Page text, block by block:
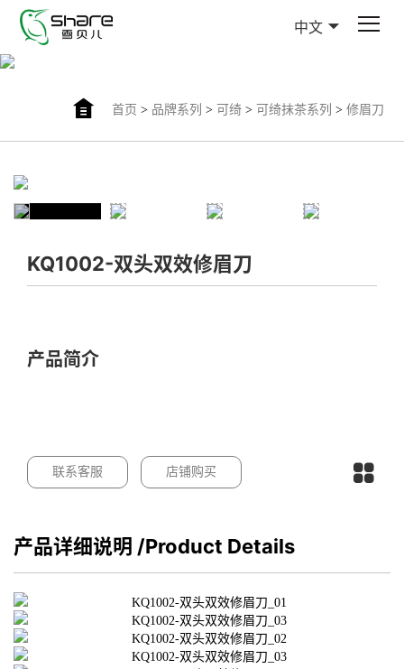
中文
首页 > 品牌系列 > 可绮> 可绮抹茶系列 > 修眉刀
KQ1002-双头双效修眉刀
产品简介
联系客服 店铺购买
产品详细说明 /Product Details